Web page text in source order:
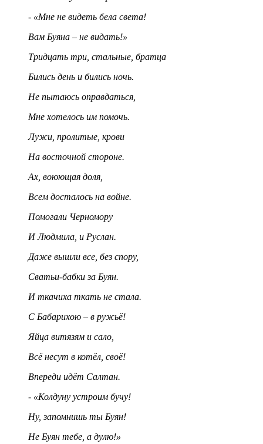
- «Мне не видеть бела света!
Вам Буяна – не видать!»
Тридцать три, стальные, братца
Бились день и бились ночь.
Не пытаюсь оправдаться,
Мне хотелось им помочь.
Лужи, пролитые, крови
На восточной стороне.
Ах, воюющая доля,
Всем досталось на войне.
Помогали Черномору
И Людмила, и Руслан.
Даже вышли все, без спору,
Сватьи-бабки за Буян.
И ткачиха ткать не стала.
С Бабарихою – в ружьё!
Яйца витязям и сало,
Всё несут в котёл, своё!
Впереди идёт Салтан.
- «Колдуну устроим бучу!
Ну, запомнишь ты Буян!
Не Буян тебе, а дулю!»